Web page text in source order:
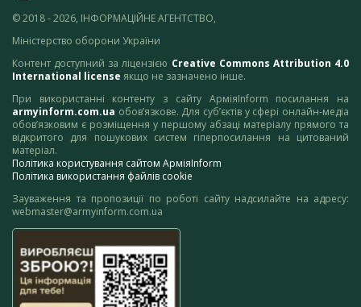
© 2018 - 2026, ІНФОРМАЦІЙНЕ АГЕНТСТВО,
Міністерство оборони України
Контент доступний за ліцензією Creative Commons Attribution 4.0
International license якщо не зазначено інше.
При використанні контенту з сайту АрміяInform посилання на
armyinform.com.ua обов’язкове. Для суб’єктів у сфері онлайн-медіа
обов’язковим є розміщення у першому абзаці матеріалу прямого та
відкритого для пошукових систем гіперпосилання на цитований
матеріал.
Політика користування сайтом АрміяInform
Політика використання файлів cookie
Зауваження та пропозиції по роботі сайту надсилайте на адресу:
webmaster@armyinform.com.ua